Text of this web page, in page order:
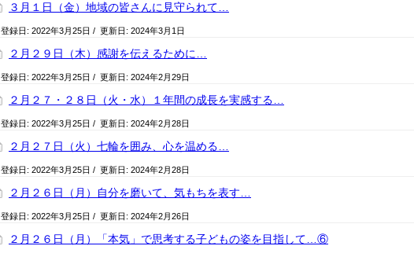
３月１日（金）地域の皆さんに見守られて…
登録日: 2022年3月25日 / 更新日: 2024年3月1日
２月２９日（木）感謝を伝えるために…
登録日: 2022年3月25日 / 更新日: 2024年2月29日
２月２７・２８日（火・水）１年間の成長を実感する…
登録日: 2022年3月25日 / 更新日: 2024年2月28日
２月２７日（火）七輪を囲み、心を温める…
登録日: 2022年3月25日 / 更新日: 2024年2月28日
２月２６日（月）自分を磨いて、気もちを表す…
登録日: 2022年3月25日 / 更新日: 2024年2月26日
２月２６日（月）「本気」で思考する子どもの姿を目指して…⑥